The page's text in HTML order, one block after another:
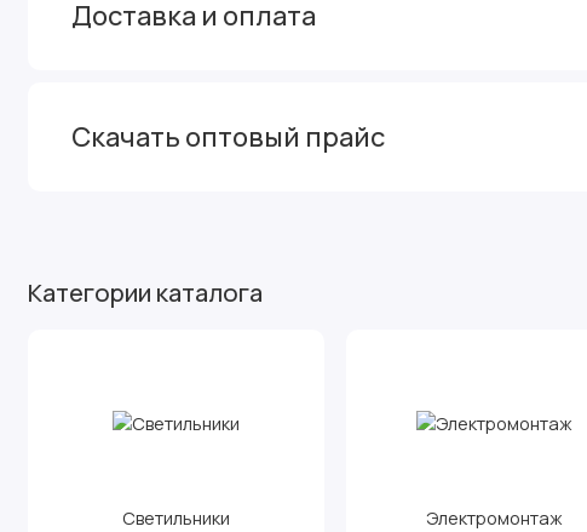
Доставка и оплата
Скачать оптовый прайс
Категории каталога
Светильники Электромонтаж